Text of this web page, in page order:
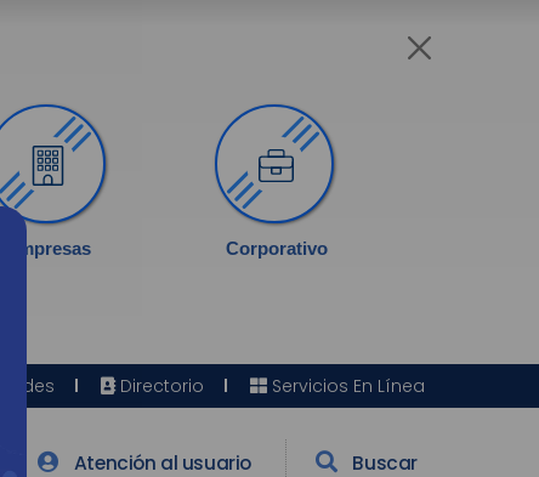
Empresas Corporativo
Sedes Directorio Servicios En Línea
Atención al usuario Buscar